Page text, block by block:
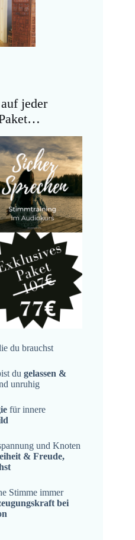
jeder
du brauchst
du gelassen &
unruhig
für innere
und Knoten
& Freude,
Stimme immer
bei